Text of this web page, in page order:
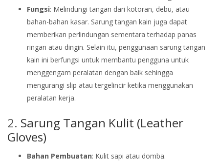
Fungsi: Melindungi tangan dari kotoran, debu, atau
bahan-bahan kasar. Sarung tangan kain juga dapat
memberikan perlindungan sementara terhadap panas
ringan atau dingin. Selain itu, penggunaan sarung tangan
kain ini berfungsi untuk membantu pengguna untuk
menggengam peralatan dengan baik sehingga
mengurangi slip atau tergelincir ketika menggunakan
peralatan kerja.
2. Sarung Tangan Kulit (Leather
Gloves)
Bahan Pembuatan: Kulit sapi atau domba.